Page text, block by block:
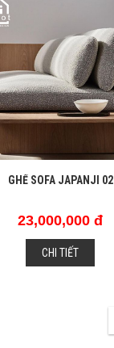
GHẾ SOFA JAPANJI 02
23,000,000 đ
CHI TIẾT